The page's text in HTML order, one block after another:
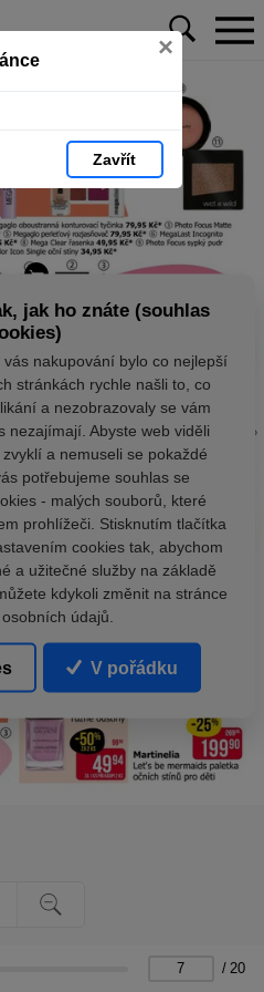
×
Zavřít
/ 20
jak ho znáte (souhlas
nakupování bylo co nejlepší
stránkách rychle našli to, co
a nezobrazovaly se vám
nezajímají. Abyste web viděli
a nemuseli se pokaždé
potřebujeme souhlas se
- malých souborů, které
prohlížeči. Stisknutím tlačítka
cookies tak, abychom
a užitečné služby na základě
kdykoli změnit na stránce
údajů.
V pořádku